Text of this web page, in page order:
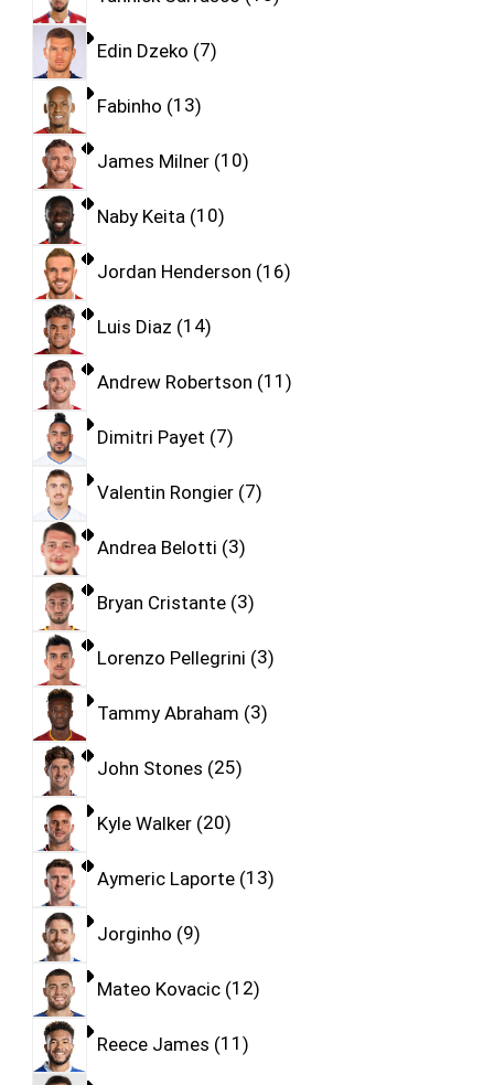
Edin Dzeko 7
Fabinho 13
James Milner 10
Naby Keita 10
Jordan Henderson 16
Luis Diaz 14
Andrew Robertson 11
Dimitri Payet 7
Valentin Rongier 7
Andrea Belotti 3
Bryan Cristante 3
Lorenzo Pellegrini 3
Tammy Abraham 3
John Stones 25
Kyle Walker 20
Aymeric Laporte 13
Jorginho 9
Mateo Kovacic 12
Reece James 11